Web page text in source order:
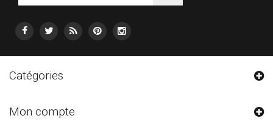
Catégories
Mon compte